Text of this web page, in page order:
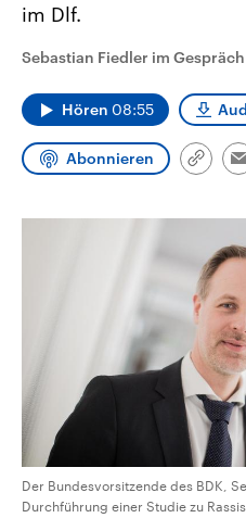
Umfragen, Prognosen,
und Hintergründe zu den
und Kandidaten der
Sendungen Programm
Audio-Archiv
im Dlf.
Sebastian Fiedler im
Hören 08:55
Abonnieren
Link
Der Bundesvorsitzende des BDK,
Durchführung einer Studie zu